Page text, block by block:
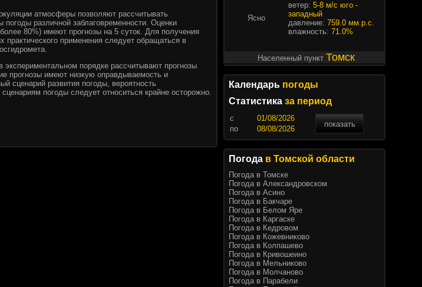
атмосферы позволяют рассчитывать
погоды различной заблаговременности. Оценки
80%) имеют прогнозы на 5 суток. Для получения
практического применения следует обращаться в
экспериментальном порядке рассчитывают прогнозы
прогнозы имеют низкую оправдываемость и
сценарий развития погоды, вероятность
погоды следует относиться крайне осторожно.
Ясно
ветер: 5-8 м/с юго -
западный
давление: 759.0 мм.р.с.
влажность: 71.0%
Населенный пункт Томск
Календарь погоды
Статистика за период
c
показать
по
Погода в Томской области
Погода в Томске
Погода в Александровском
Погода в Асино
Погода в Бакчаре
Погода в Белом Яре
Погода в Каргаске
Погода в Кедровом
Погода в Кожевниково
Погода в Колпашево
Погода в Кривошеино
Погода в Мельниково
Погода в Молчаново
Погода в Парабели